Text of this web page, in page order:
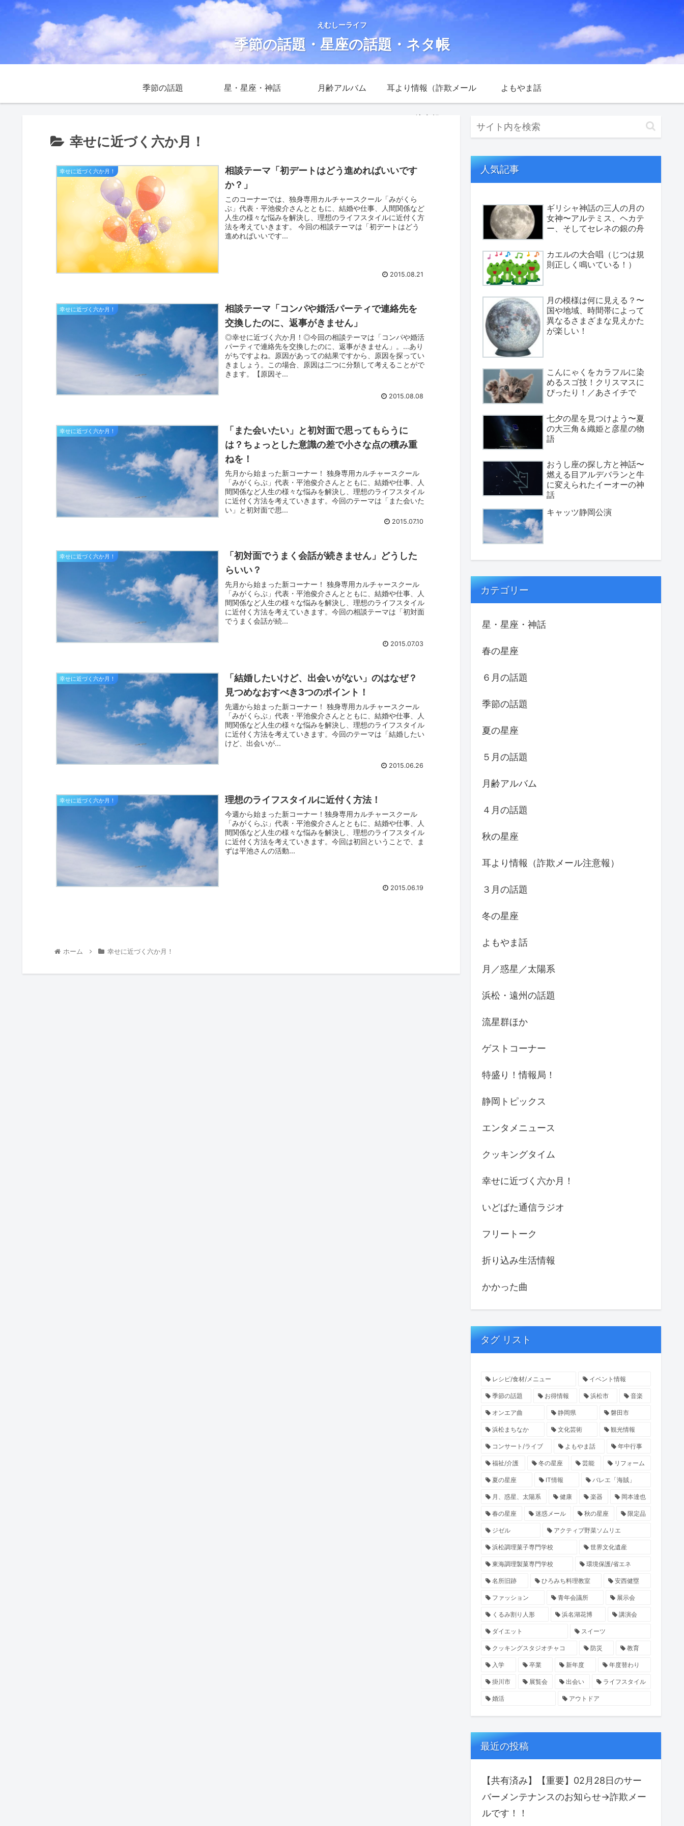
えむしーライフ
季節の話題・星座の話題・ネタ帳
季節の話題 星・星座・神話 月齢アルバム 耳より情報（詐欺メール
注意報）
よもやま話
幸せに近づく六か月！
幸せに近づく六か月！
相談テーマ「初デートはどう進めればいいです
か？」
このコーナーでは、独身専用カルチャースクール「みがくら
ぶ」代表・平池俊介さんとともに、結婚や仕事、人間関係など
人生の様々な悩みを解決し、理想のライフスタイルに近付く方
法を考えていきます。 今回の相談テーマは「初デートはどう
進めればいいです...
2015.08.21
幸せに近づく六か月！
相談テーマ「コンパや婚活パーティで連絡先を
交換したのに、返事がきません」
◎幸せに近づく六か月！◎今回の相談テーマは「コンパや婚活
パーティで連絡先を交換したのに、返事がきません」。…あり
がちですよね。原因があっての結果ですから、原因を探ってい
きましょう。この場合、原因は二つに分類して考えることがで
きます。【原因そ...
2015.08.08
幸せに近づく六か月！
「また会いたい」と初対面で思ってもらうに
は？ちょっとした意識の差で小さな点の積み重
ねを！
先月から始まった新コーナー！ 独身専用カルチャースクール
「みがくらぶ」代表・平池俊介さんとともに、結婚や仕事、人
間関係など人生の様々な悩みを解決し、理想のライフスタイル
に近付く方法を考えていきます。今回のテーマは「また会いた
い」と初対面で思...
2015.07.10
幸せに近づく六か月！
「初対面でうまく会話が続きません」どうした
らいい？
先月から始まった新コーナー！ 独身専用カルチャースクール
「みがくらぶ」代表・平池俊介さんとともに、結婚や仕事、人
間関係など人生の様々な悩みを解決し、理想のライフスタイル
に近付く方法を考えていきます。今回の相談テーマは「初対面
でうまく会話が続...
2015.07.03
幸せに近づく六か月！
「結婚したいけど、出会いがない」のはなぜ？
見つめなおすべき3つのポイント！
先週から始まった新コーナー！ 独身専用カルチャースクール
「みがくらぶ」代表・平池俊介さんとともに、結婚や仕事、人
間関係など人生の様々な悩みを解決し、理想のライフスタイル
に近付く方法を考えていきます。今回のテーマは「結婚したい
けど、出会いが...
2015.06.26
幸せに近づく六か月！ 理想のライフスタイルに近付く方法！
今週から始まった新コーナー！独身専用カルチャースクール
「みがくらぶ」代表・平池俊介さんとともに、結婚や仕事、人
間関係など人生の様々な悩みを解決し、理想のライフスタイル
に近付く方法を考えていきます。今回は初回ということで、ま
ずは平池さんの活動...
2015.06.19
ホーム 幸せに近づく六か月！
人気記事
ギリシャ神話の三人の月の
女神〜アルテミス、ヘカテ
ー、そしてセレネの銀の舟
カエルの大合唱（じつは規
則正しく鳴いている！）
月の模様は何に見える？〜
国や地域、時間帯によって
異なるさまざまな見えかた
が楽しい！
こんにゃくをカラフルに染
めるスゴ技！クリスマスに
ぴったり！／あさイチで
七夕の星を見つけよう〜夏
の大三角＆織姫と彦星の物
語
おうし座の探し方と神話〜
燃える目アルデバランと牛
に変えられたイーオーの神
話
キャッツ静岡公演
カテゴリー
星・星座・神話
春の星座
６月の話題
季節の話題
夏の星座
５月の話題
月齢アルバム
４月の話題
秋の星座
耳より情報（詐欺メール注意報）
３月の話題
冬の星座
よもやま話
月／惑星／太陽系
浜松・遠州の話題
流星群ほか
ゲストコーナー
特盛り！情報局！
静岡トピックス
エンタメニュース
クッキングタイム
幸せに近づく六か月！
いどばた通信ラジオ
フリートーク
折り込み生活情報
かかった曲
タグ リスト
レシピ/食材/メニュー イベント情報
季節の話題 お得情報 浜松市 音楽
オンエア曲 静岡県 磐田市
浜松まちなか 文化芸術 観光情報
コンサート/ライブ よもやま話 年中行事
福祉/介護 冬の星座 芸能 リフォーム
夏の星座 IT情報 バレエ「海賊」
月、惑星、太陽系 健康 楽器 岡本達也
春の星座 迷惑メール 秋の星座 限定品
ジゼル アクティブ野菜ソムリエ
浜松調理菓子専門学校 世界文化遺産
東海調理製菓専門学校 環境保護/省エネ
名所旧跡 ひろみち料理教室 安西健塁
ファッション 青年会議所 展示会
くるみ割り人形 浜名湖花博 講演会
ダイエット スイーツ
クッキングスタジオチャコ 防災 教育
入学 卒業 新年度 年度替わり
掛川市 展覧会 出会い ライフスタイル
婚活 アウトドア
最近の投稿
【共有済み】【重要】02月28日のサー
バーメンテナンスのお知らせ→詐欺メー
ルです！！